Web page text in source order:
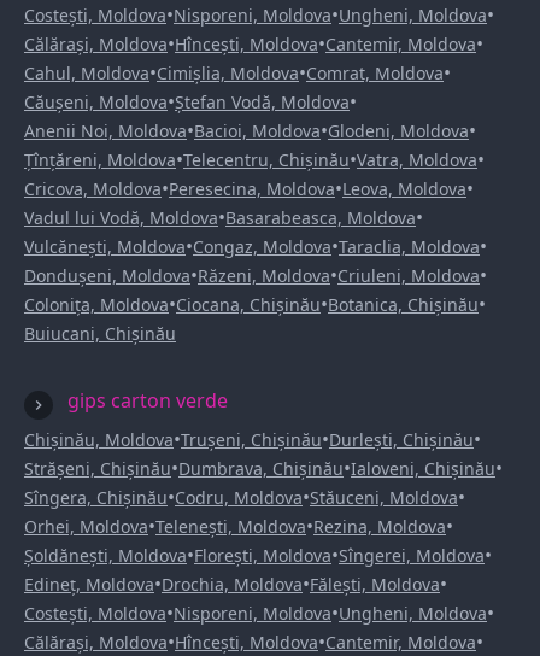
Costești, Moldova•Nisporeni, Moldova•Ungheni, Moldova•
Călărași, Moldova•Hîncești, Moldova•Cantemir, Moldova•
Cahul, Moldova•Cimișlia, Moldova•Comrat, Moldova•
Căușeni, Moldova•Ștefan Vodă, Moldova•
Anenii Noi, Moldova•Bacioi, Moldova•Glodeni, Moldova•
Țînțăreni, Moldova•Telecentru, Chișinău•Vatra, Moldova•
Cricova, Moldova•Peresecina, Moldova•Leova, Moldova•
Vadul lui Vodă, Moldova•Basarabeasca, Moldova•
Vulcănești, Moldova•Congaz, Moldova•Taraclia, Moldova•
Dondușeni, Moldova•Răzeni, Moldova•Criuleni, Moldova•
Colonița, Moldova•Ciocana, Chișinău•Botanica, Chișinău•
Buiucani, Chișinău
gips carton verde
Chișinău, Moldova•Trușeni, Chișinău•Durlești, Chișinău•
Strășeni, Chișinău•Dumbrava, Chișinău•Ialoveni, Chișinău•
Sîngera, Chișinău•Codru, Moldova•Stăuceni, Moldova•
Orhei, Moldova•Telenești, Moldova•Rezina, Moldova•
Șoldănești, Moldova•Florești, Moldova•Sîngerei, Moldova•
Edineț, Moldova•Drochia, Moldova•Fălești, Moldova•
Costești, Moldova•Nisporeni, Moldova•Ungheni, Moldova•
Călărași, Moldova•Hîncești, Moldova•Cantemir, Moldova•